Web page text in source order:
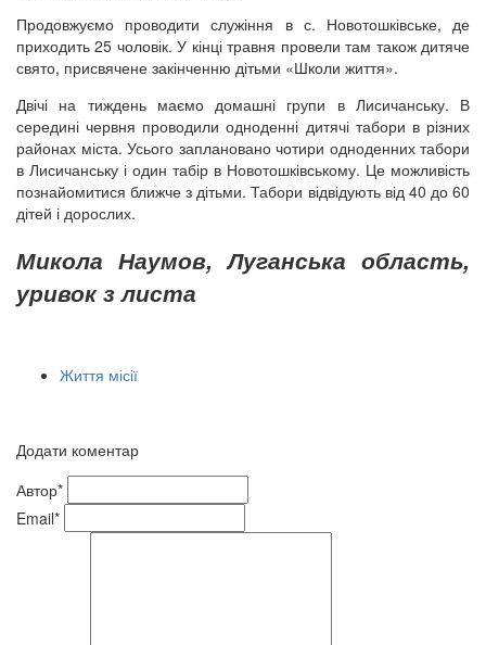
Продовжуємо проводити служіння в с. Новотошківське, де
приходить 25 чоловік. У кінці травня провели там також дитяче
свято, присвячене закінченню дітьми «Школи життя».
Двічі на тиждень маємо домашні групи в Лисичанську. В
середині червня проводили одноденні дитячі табори в різних
районах міста. Усього заплановано чотири одноденних табори
в Лисичанську і один табір в Новотошківському. Це можливість
познайомитися ближче з дітьми. Табори відвідують від 40 до 60
дітей і дорослих.
Микола Наумов, Луганська область,
уривок з листа
Життя місії
Додати коментар
Автор*
Email*